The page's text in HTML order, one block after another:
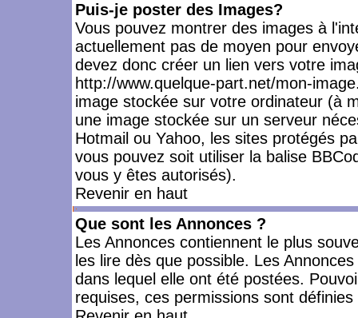
Puis-je poster des Images?
Vous pouvez montrer des images à
actuellement pas de moyen pour
devez donc créer un lien vers votre
http://www.quelque-part.net/mon-
image stockée sur votre ordinateur (à
une image stockée sur un serveur
Hotmail ou Yahoo, les sites protégés
vous pouvez soit utiliser la balise
vous y êtes autorisés).
Revenir en haut
Que sont les Annonces ?
Les Annonces contiennent le plus
les lire dès que possible. Les
dans lequel elle ont été postées.
requises, ces permissions sont